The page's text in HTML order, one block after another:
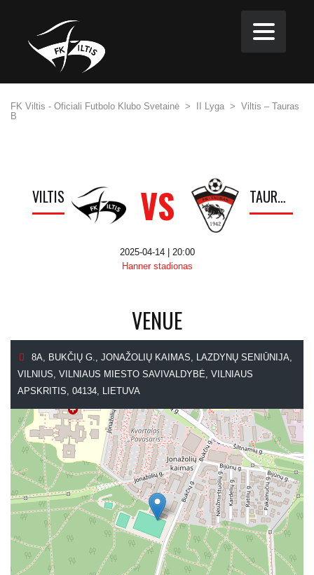
FK Viltis - Oficiali Futbolo Klubo Svetainė > II Lyga > Viltis – Tauras
B
VILTIS VS TAURAS B
2025-04-14 | 20:00
Hanner stadionas
VENUE
8A, BUKČIŲ G., JONAŽOLIŲ KAIMAS, LAZDYNŲ SENIŪNIJA,
VILNIUS, VILNIAUS MIESTO SAVIVALDYBĖ, VILNIAUS
APSKRITIS, 04134, LIETUVA